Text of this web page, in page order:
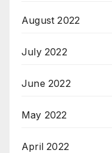
August 2022
July 2022
June 2022
May 2022
April 2022